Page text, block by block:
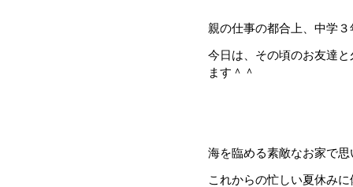
親の仕事の都合上、中学
今日は、その頃のお友達
ます＾＾
海を臨める素敵なお家で
これからの忙しい夏休み